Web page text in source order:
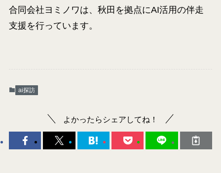
合同会社ヨミノワは、秋田を拠点にAI活用の伴走
支援を行っています。
ai探訪
よかったらシェアしてね！